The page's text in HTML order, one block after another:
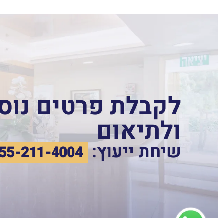
לקבלת פרטים
ולתיאום
שיחת ייעוץ: 211-4004